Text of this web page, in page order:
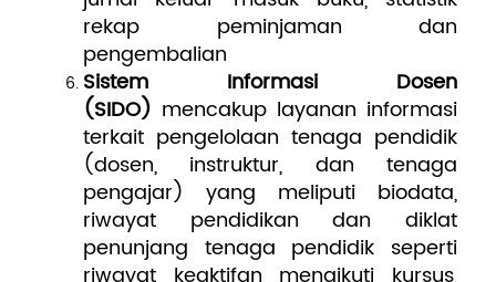
rekap peminjaman dan
pengembalian
Sistem Informasi Dosen
(SIDO) mencakup layanan informasi
terkait pengelolaan tenaga pendidik
(dosen, instruktur, dan tenaga
pengajar) yang meliputi biodata,
riwayat pendidikan dan diklat
penunjang tenaga pendidik seperti